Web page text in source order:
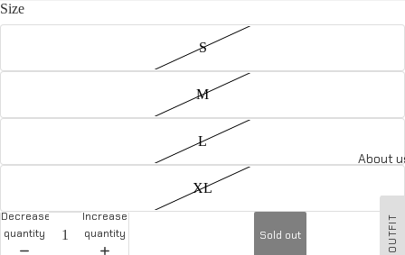
About
OUTFIT
Size
S
M
L
XL
Decrease
quantity
Increase
quantity
Sold out